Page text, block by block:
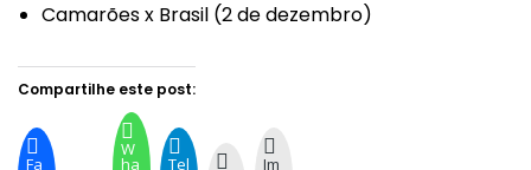
Camarões x Brasil (2 de dezembro)
Compartilhe este post:
Fa
W
ha Tel Im